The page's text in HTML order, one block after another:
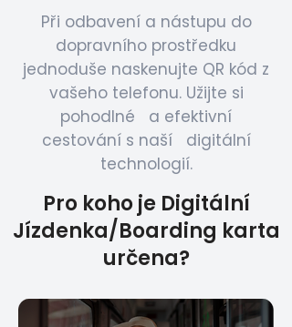
Při odbavení a nástupu do
dopravního prostředku
jednoduše naskenujte QR kód z
vašeho telefonu. Užijte si
pohodlné a efektivní
cestování s naší digitální
technologií.
Pro koho je Digitální
Jízdenka/Boarding karta
určena?